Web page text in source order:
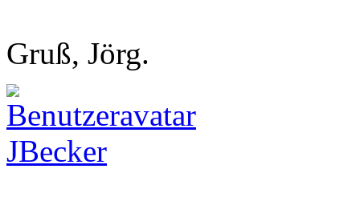
Gruß, Jörg.
JBecker